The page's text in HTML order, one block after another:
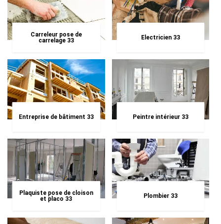
Carreleur pose de
carrelage 33
Electricien 33
Entreprise de bâtiment 33 Peintre intérieur 33
Plaquiste pose de cloison
et placo 33
Plombier 33